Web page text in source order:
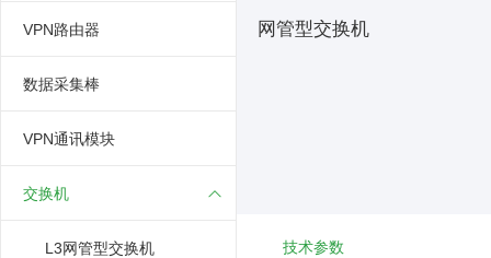
VPN路由器
数据采集棒
VPN通讯模块
交换机
L3网管型交换机
网管型交换机
技术参数